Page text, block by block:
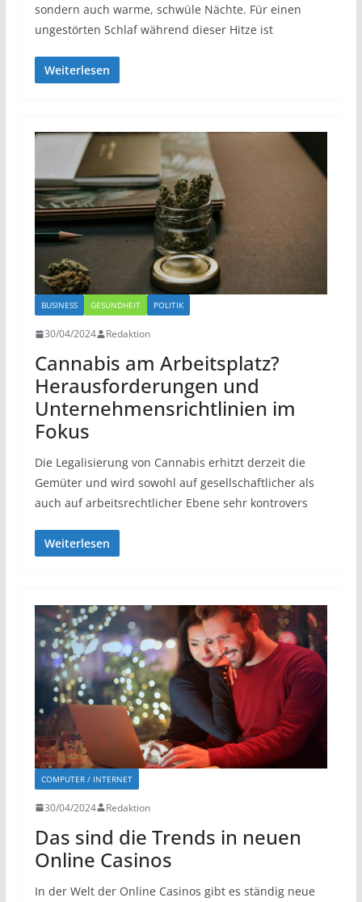
sondern auch warme, schwüle Nächte. Für einen
ungestörten Schlaf während dieser Hitze ist
Weiterlesen
BUSINESS GESUNDHEIT POLITIK
30/04/2024 Redaktion
Cannabis am Arbeitsplatz?
Herausforderungen und
Unternehmensrichtlinien im
Fokus
Die Legalisierung von Cannabis erhitzt derzeit die
Gemüter und wird sowohl auf gesellschaftlicher als
auch auf arbeitsrechtlicher Ebene sehr kontrovers
Weiterlesen
COMPUTER / INTERNET
30/04/2024 Redaktion
Das sind die Trends in neuen
Online Casinos
In der Welt der Online Casinos gibt es ständig neue